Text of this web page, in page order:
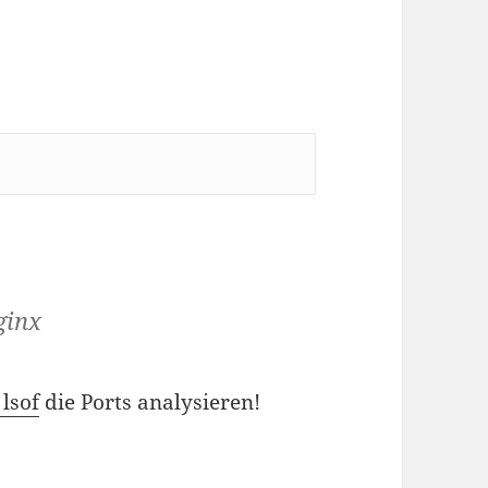
lsofdie Ports analysieren!